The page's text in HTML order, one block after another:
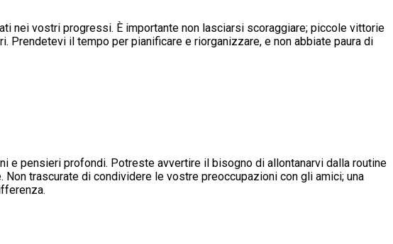
nei vostri progressi. È importante non lasciarsi scoraggiare; piccole vittorie
Prendetevi il tempo per pianificare e riorganizzare, e non abbiate paura di
e pensieri profondi. Potreste avvertire il bisogno di allontanarvi dalla routine
Non trascurate di condividere le vostre preoccupazioni con gli amici; una